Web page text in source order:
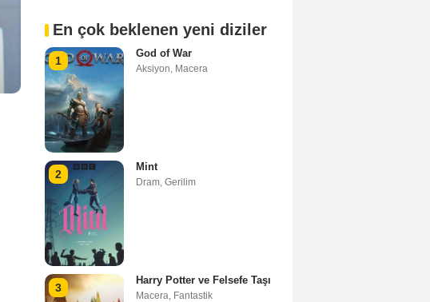
En çok beklenen yeni diziler
1
God of War
Aksiyon, Macera
2
Mint
Dram, Gerilim
3
Harry Potter ve Felsefe Taşı
Macera, Fantastik